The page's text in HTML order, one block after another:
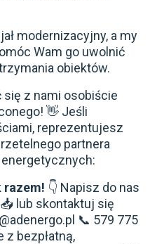
modernizacyjny, a my
Wam go uwolnić
obiektów.
się z nami osobiście
👋 Jeśli
reprezentujesz
partnera
razem! 👇 Napisz do nas
lub skontaktuj się
📞 579 775
z bezpłatną,